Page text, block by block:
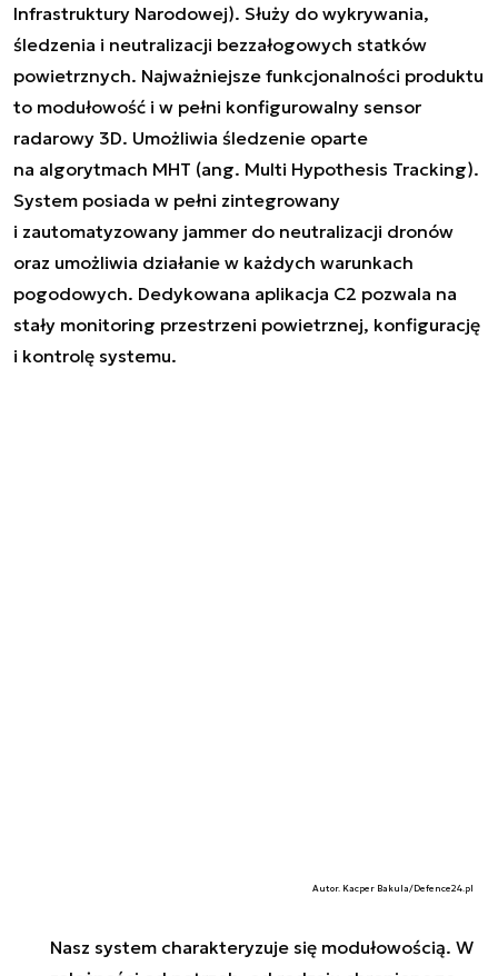
Infrastruktury Narodowej). Służy do wykrywania,
śledzenia i neutralizacji bezzałogowych statków
powietrznych. Najważniejsze funkcjonalności produktu
to modułowość i w pełni konfigurowalny sensor
radarowy 3D. Umożliwia śledzenie oparte
na algorytmach MHT (ang. Multi Hypothesis Tracking).
System posiada w pełni zintegrowany
i zautomatyzowany jammer do neutralizacji dronów
oraz umożliwia działanie w każdych warunkach
pogodowych. Dedykowana aplikacja C2 pozwala na
stały monitoring przestrzeni powietrznej, konfigurację
i kontrolę systemu.
Autor. Kacper Bakula/Defence24.pl
Nasz system charakteryzuje się modułowością. W